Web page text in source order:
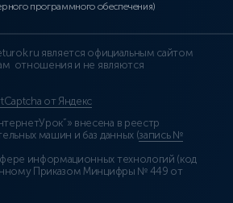
программного обеспечения)
является официальным сайтом
отношения и не являются
от Яндекс
внесена в реестр
машин и баз данных (запись №
информационных технологий (код
Приказом Минцифры № 449 от